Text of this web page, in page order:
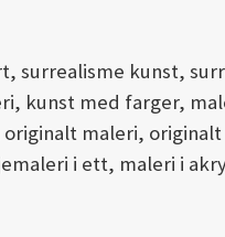
surrealisme kunst,
kunst med farger,
maleri,
i ett, maleri i